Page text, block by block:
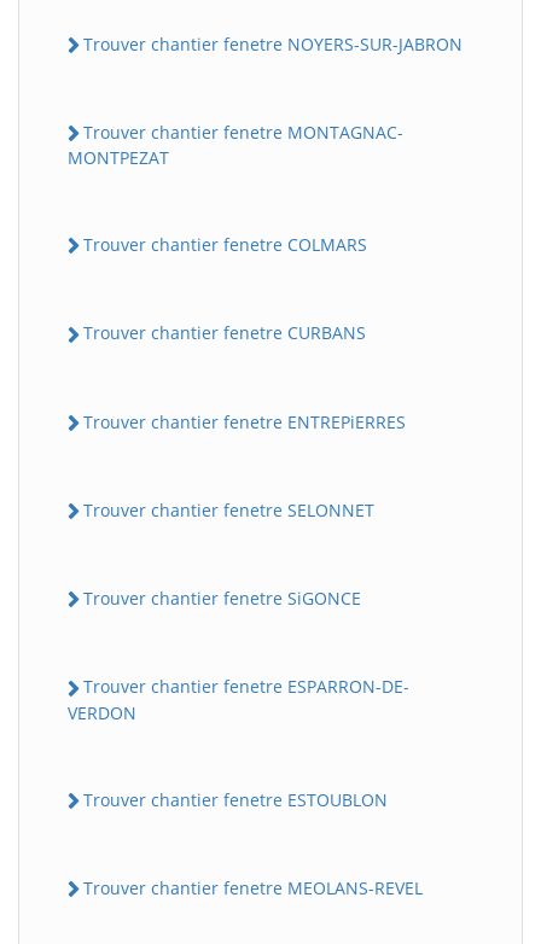
Trouver chantier fenetre NOYERS-SUR-JABRON
Trouver chantier fenetre MONTAGNAC-
MONTPEZAT
Trouver chantier fenetre COLMARS
Trouver chantier fenetre CURBANS
Trouver chantier fenetre ENTREPiERRES
Trouver chantier fenetre SELONNET
Trouver chantier fenetre SiGONCE
Trouver chantier fenetre ESPARRON-DE-
VERDON
Trouver chantier fenetre ESTOUBLON
Trouver chantier fenetre MEOLANS-REVEL